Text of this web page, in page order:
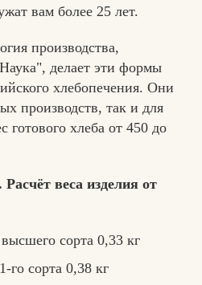
вам более 25 лет.
производства,
делает эти формы
хлебопечения. Они
производств, так и для
хлеба от 450 до
веса изделия от
сорта 0,33 кг
сорта 0,38 кг